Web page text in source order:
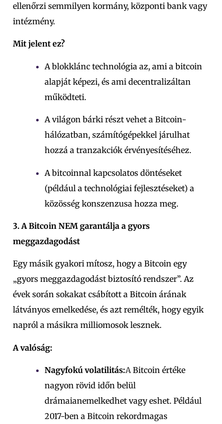
ellenőrzi semmilyen kormány, központi bank vagy
intézmény.
Mit jelent ez?
A blokklánc technológia az, ami a bitcoin
alapját képezi, és ami decentralizáltan
működteti.
A világon bárki részt vehet a Bitcoin-
hálózatban, számítógépekkel járulhat
hozzá a tranzakciók érvényesítéséhez.
A bitcoinnal kapcsolatos döntéseket
(például a technológiai fejlesztéseket) a
közösség konszenzusa hozza meg.
3. A Bitcoin NEM garantálja a gyors
meggazdagodást
Egy másik gyakori mítosz, hogy a Bitcoin egy
„gyors meggazdagodást biztosító rendszer”. Az
évek során sokakat csábított a Bitcoin árának
látványos emelkedése, és azt remélték, hogy egyik
napról a másikra milliomosok lesznek.
A valóság:
Nagyfokú volatilitás:ABitcoin értéke
nagyon rövid időn belül
drámaianemelkedhet vagyeshet. Például
2017-ben a Bitcoin rekordmagas